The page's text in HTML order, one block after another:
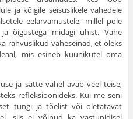
ja kõigile seisuslikele vahedele
eelarvamustele, millel pole
õigustega midagi ühist. Vähe
rahvuslikud vaheseinad, et oleks
mis esineb küünikutel oma
ja sätte vahel avab veel teise,
refleksioonideks. Kui me seni
tungi ja tõelist või oletatavat